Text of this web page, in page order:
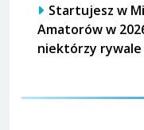
Startujesz w
Amatorów w
niektórzy rywale